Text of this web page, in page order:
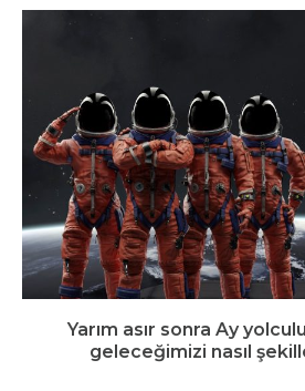
Yarım asır sonra Ay
geleceğimizi nasıl